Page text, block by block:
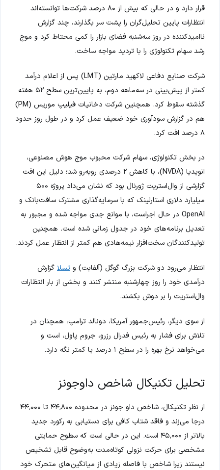
قرار دارد و در حالی که بیش از ۸۰ درصد شرکت‌ها توانسته‌اند
انتظارات پایین تحلیل‌گران را پشت سر بگذارند، چند گزارش
ناامیدکننده در روز سه‌شنبه فضای بازار را کمی محتاط کرد و موج
رشد سهام تکنولوژی را با تردید مواجه ساخت.
شرکت صنایع دفاعی لاکهید مارتین (LMT) پس از اعلام درآمد
کمتر از پیش‌بینی در سه‌ماهه دوم، به پایین‌ترین سطح ۵۲ هفته
گذشته سقوط کرد. همچنین شرکت دخانیات فیلیپ موریس (PM)
هم در گزارش سودآوری خود ضعیف عمل کرد و در طول روز حدود
۸ درصد افت کرد.
در بخش تکنولوژی، سهام شرکت محبوب موج هوش مصنوعی،
انویدیا (NVDA)، با کاهش ۲ درصدی روبه‌رو شد؛ دلیل این افت
گزارشی از وال‌استریت ژورنال بود که نشان می‌داد پروژه ۵۰۰
میلیارد دلاری استارلینک که با سرمایه‌گذاری مشترک سافت‌بانک و
OpenAI در حال اجراست، با موانع جدی مواجه شده و مجبور به
تعدیل برنامه‌های خود در جدول زمانی شده است. همچنین
تولیدکنندگان سخت‌افزار نیمه‌هادی هم کمتر از انتظار عمل کردند.
انتظار می‌رود دو شرکت بزرگ گوگل (آلفابت) و تسلا گزارش
درآمدی خود را روز چهارشنبه منتشر کنند و بخشی از بار انتظارات
وال‌استریت را بر دوش بکشند.
از سوی دیگر، رئیس‌جمهور آمریکا، دونالد ترامپ، همچنان در
تلاش برای فشار به رئیس فدرال رزرو، جروم پاول، است و
می‌خواهد نرخ بهره را در سطح ۱ درصد یا کمتر نگه دارد.
تحلیل تکنیکال شاخص داوجونز
از نظر تکنیکال، شاخص داو جونز در محدوده ۴۴٬۸۰۰ تا ۴۴٬۰۰۰
درجا می‌زند و فاقد شتاب کافی برای دستیابی به رکورد جدید
بالاتر از ۴۵٬۰۰۰ است. این در حالی است که سطوح حمایتی
مشخصی برای حرکت نزولی کوتاه‌مدت به‌وضوح قابل تشخیص
نیستند زیرا شاخص با فاصله زیادی از میانگین‌های متحرک خود